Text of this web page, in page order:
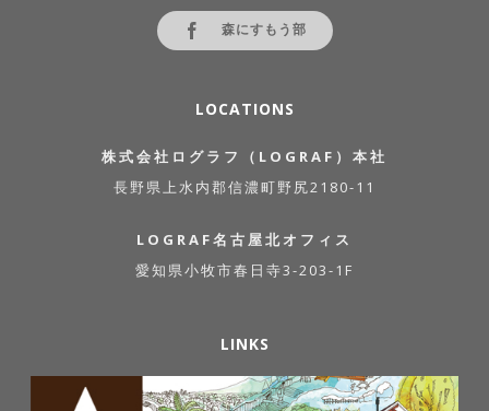
森にすもう部
LOCATIONS
株式会社ログラフ（LOGRAF）本社
長野県上水内郡信濃町野尻2180-11
LOGRAF名古屋北オフィス
愛知県小牧市春日寺3-203-1F
LINKS